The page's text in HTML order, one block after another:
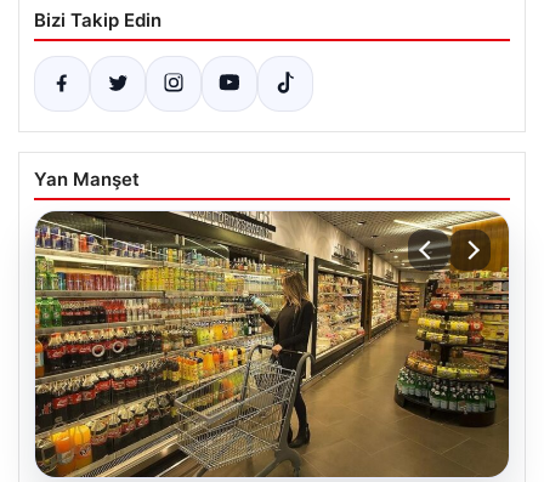
Bizi Takip Edin
Yan Manşet